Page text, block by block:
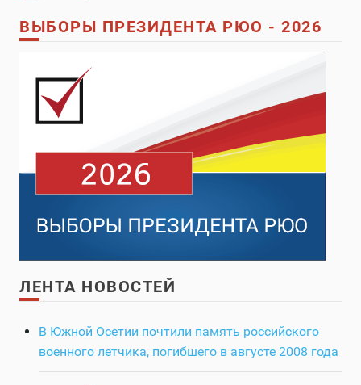
ВЫБОРЫ ПРЕЗИДЕНТА РЮО - 2026
ЛЕНТА НОВОСТЕЙ
В Южной Осетии почтили память российского
военного летчика, погибшего в августе 2008 года